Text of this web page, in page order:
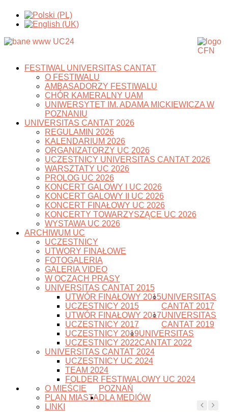
FESTIWAL UNIVERSITAS CANTAT
O FESTIWALU
AMBASADORZY FESTIWALU
CHÓR KAMERALNY UAM
UNIWERSYTET IM. ADAMA MICKIEWICZA W
POZNANIU
UNIVERSITAS CANTAT 2026
REGULAMIN 2026
KALENDARIUM 2026
ORGANIZATORZY UC 2026
UCZESTNICY UNIVERSITAS CANTAT 2026
WARSZTATY UC 2026
PROLOG UC 2026
KONCERT GALOWY I UC 2026
KONCERT GALOWY II UC 2026
KONCERT FINAŁOWY UC 2026
KONCERTY TOWARZYSZĄCE UC 2026
WYSTAWA UC 2026
ARCHIWUM UC
UCZESTNICY
UTWORY FINAŁOWE
FOTOGALERIA
GALERIA VIDEO
W OCZACH PRASY
UNIVERSITAS CANTAT 2015
UTWÓR FINAŁOWY 2015
UCZESTNICY 2015
UNIVERSITAS
CANTAT 2017
UTWÓR FINAŁOWY 2017
UCZESTNICY 2017
UNIVERSITAS
CANTAT 2019
UCZESTNICY 2019UNIVERSITAS
CANTAT 2022
UCZESTNICY 2022
UNIVERSITAS CANTAT 2024
UCZESTNICY UC 2024
TEAM 2024
FOLDER FESTIWALOWY UC 2024
POZNAŃ
O MIEŚCIE
PLAN MIASTA
LINKI
DLA MEDIÓW